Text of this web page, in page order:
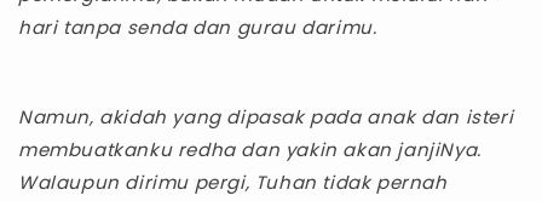
hari tanpa senda dan gurau darimu.
Namun, akidah yang dipasak pada anak dan isteri
membuatkanku redha dan yakin akan janjiNya.
Walaupun dirimu pergi, Tuhan tidak pernah